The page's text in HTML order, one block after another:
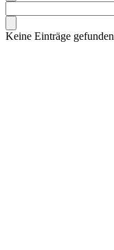
Keine Einträge gefunden